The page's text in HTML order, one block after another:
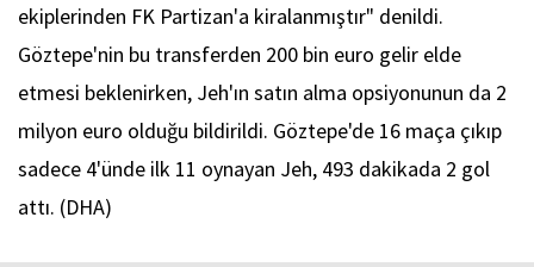
ekiplerinden FK Partizan'a kiralanmıştır" denildi.
Göztepe'nin bu transferden 200 bin euro gelir elde
etmesi beklenirken, Jeh'ın satın alma opsiyonunun da 2
milyon euro olduğu bildirildi. Göztepe'de 16 maça çıkıp
sadece 4'ünde ilk 11 oynayan Jeh, 493 dakikada 2 gol
attı. (DHA)